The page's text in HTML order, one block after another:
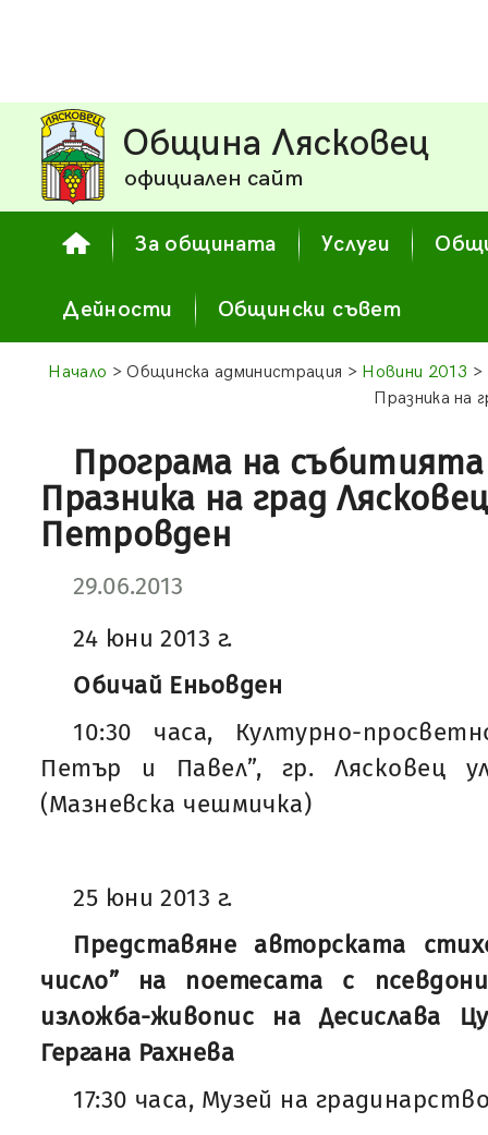
Община Лясковец
официален сайт
За общината Услуги
Дейности Общински съвет
Начало > Общинска администрация > Новини 2013 >
Празника на
Програма на събитията
Празника на град
Петровден
29.06.2013
24 юни 2013 г.
Обичай Еньовден
10:30 часа, Културно-
Петър и Павел”, гр. Лясковец
(Мазневска чешмичка)
25 юни 2013 г.
Представяне авторската
число” на поетесата с
изложба-живопис на Десислава
Гергана Рахнева
17:30 часа, Музей на